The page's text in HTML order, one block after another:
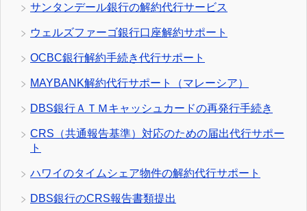
サンタンデール銀行の解約代行サービス
ウェルズファーゴ銀行口座解約サポート
OCBC銀行解約手続き代行サポート
MAYBANK解約代行サポート（マレーシア）
DBS銀行ＡＴＭキャッシュカードの再発行手続き
CRS（共通報告基準）対応のための届出代行サポー
ト
ハワイのタイムシェア物件の解約代行サポート
DBS銀行のCRS報告書類提出